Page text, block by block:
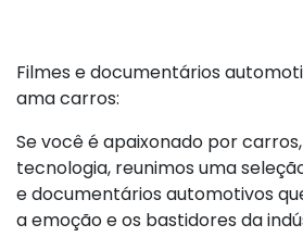
Filmes e documentários
ama carros:
Se você é apaixonado por
tecnologia, reunimos uma
e documentários automotivos
a emoção e os bastidores da